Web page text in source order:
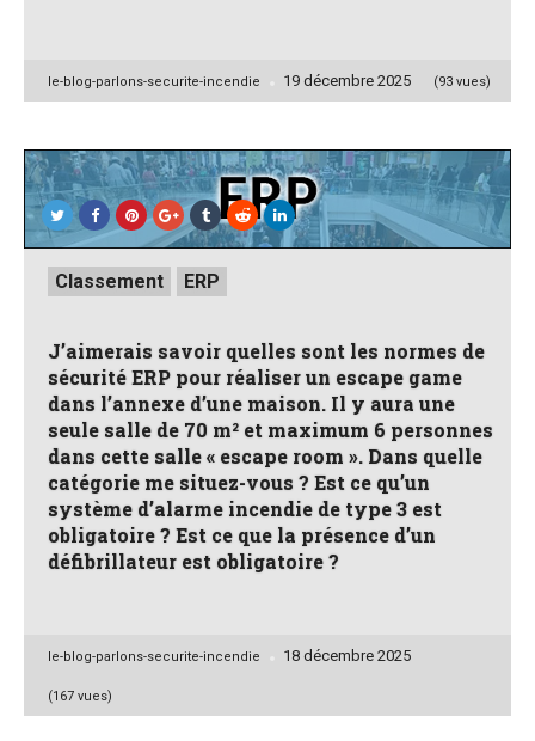
Posted
le-blog-parlons-securite-incendie 19 décembre 2025 (93 vues)
Posted
inClassement ERP
J’aimerais savoir quelles sont les normes de
sécurité ERP pour réaliser un escape game
dans l’annexe d’une maison. Il y aura une
seule salle de 70 m² et maximum 6 personnes
dans cette salle « escape room ». Dans quelle
catégorie me situez-vous ? Est ce qu’un
système d’alarme incendie de type 3 est
obligatoire ? Est ce que la présence d’un
défibrillateur est obligatoire ?
Posted
le-blog-parlons-securite-incendie 18 décembre 2025
(167 vues)